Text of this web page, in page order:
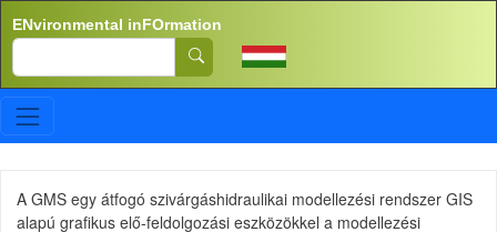
ENvironmental inFOrmation
Search
A GMS egy átfogó szivárgáshidraulikai modellezési rendszer GIS
alapú grafikus elő-feldolgozási eszközökkel a modellezési